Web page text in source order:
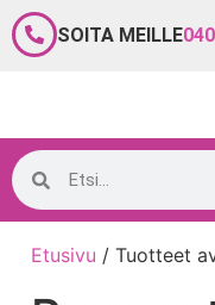
SOITA MEILLE
Etusivu / Tuotteet